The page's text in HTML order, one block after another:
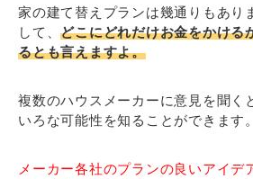
家の建て替えプランは幾通りもあり
して、どこにどれだけお金をかける
るとも言えますよ。
複数のハウスメーカーに意見を聞く
いろな可能性を知ることができます。
メーカー各社のプランの良いアイデ